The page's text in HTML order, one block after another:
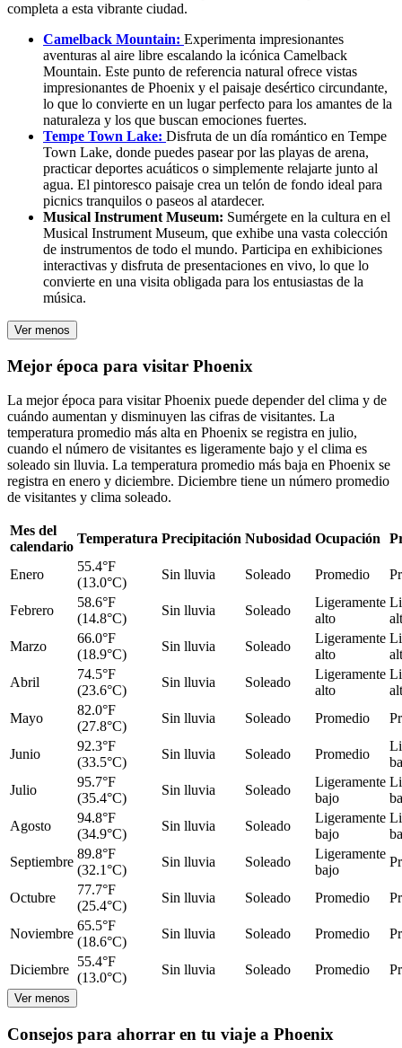
completa a esta vibrante ciudad.
Camelback Mountain: Experimenta impresionantes
aventuras al aire libre escalando la icónica Camelback
Mountain. Este punto de referencia natural ofrece vistas
impresionantes de Phoenix y el paisaje desértico circundante,
lo que lo convierte en un lugar perfecto para los amantes de la
naturaleza y los que buscan emociones fuertes.
Tempe Town Lake: Disfruta de un día romántico en Tempe
Town Lake, donde puedes pasear por las playas de arena,
practicar deportes acuáticos o simplemente relajarte junto al
agua. El pintoresco paisaje crea un telón de fondo ideal para
picnics tranquilos o paseos al atardecer.
Musical Instrument Museum: Sumérgete en la cultura en el
Musical Instrument Museum, que exhibe una vasta colección
de instrumentos de todo el mundo. Participa en exhibiciones
interactivas y disfruta de presentaciones en vivo, lo que lo
convierte en una visita obligada para los entusiastas de la
música.
Ver menos
Mejor época para visitar Phoenix
La mejor época para visitar Phoenix puede depender del clima y de
cuándo aumentan y disminuyen las cifras de visitantes. La
temperatura promedio más alta en Phoenix se registra en julio,
cuando el número de visitantes es ligeramente bajo y el clima es
soleado sin lluvia. La temperatura promedio más baja en Phoenix se
registra en enero y diciembre. Diciembre tiene un número promedio
de visitantes y clima soleado.
Mes del
calendario
Temperatura Precipitación Nubosidad Ocupación
Enero
55.4°F
(13.0°C)
Sin lluvia Soleado Promedio
Febrero
58.6°F
(14.8°C)
Sin lluvia Soleado
Ligeramente
alto
Marzo
66.0°F
(18.9°C)
Sin lluvia Soleado
Ligeramente
alto
Abril
74.5°F
(23.6°C)
Sin lluvia Soleado
Ligeramente
alto
Mayo
82.0°F
(27.8°C)
Sin lluvia Soleado Promedio
Junio
92.3°F
(33.5°C)
Sin lluvia Soleado Promedio
Julio
95.7°F
(35.4°C)
Sin lluvia Soleado
Ligeramente
bajo
Agosto
94.8°F
(34.9°C)
Sin lluvia Soleado
Ligeramente
bajo
Septiembre
89.8°F
(32.1°C)
Sin lluvia Soleado
Ligeramente
bajo
Octubre
77.7°F
(25.4°C)
Sin lluvia Soleado Promedio
Noviembre
65.5°F
(18.6°C)
Sin lluvia Soleado Promedio
Diciembre
55.4°F
(13.0°C)
Sin lluvia Soleado Promedio
Ver menos
Consejos para ahorrar en tu viaje a Phoenix